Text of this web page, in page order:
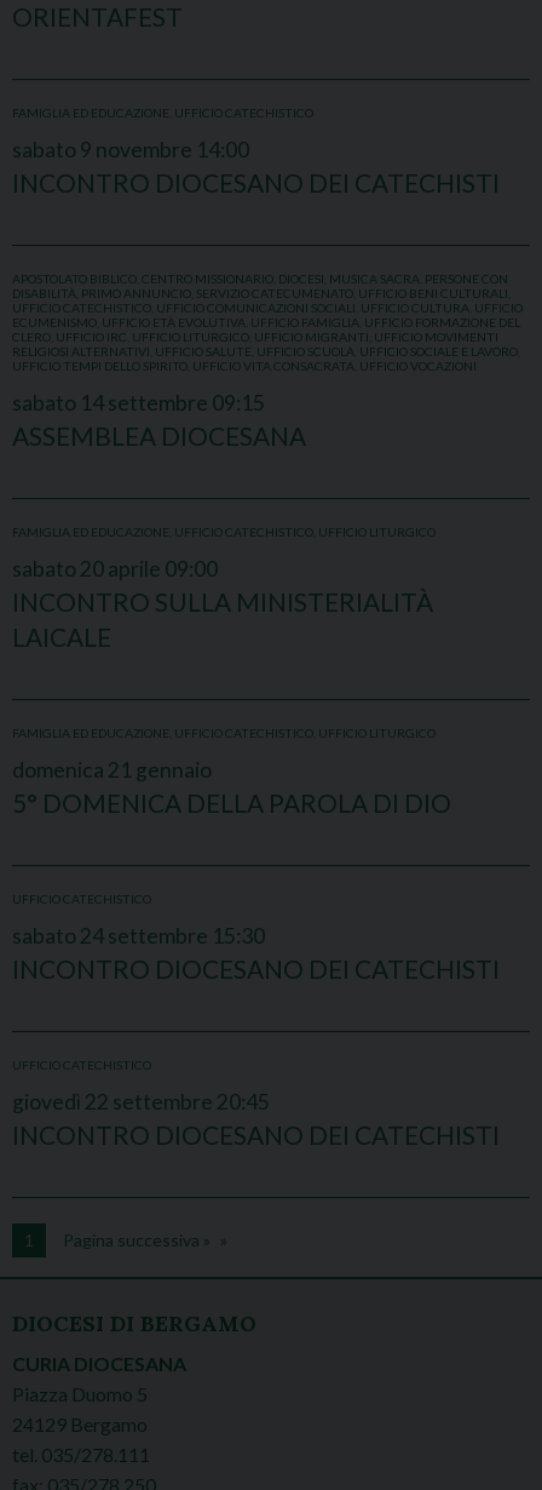
ORIENTAFEST
FAMIGLIA ED EDUCAZIONE UFFICIO CATECHISTICO
sabato 9 novembre 14:00
INCONTRO DIOCESANO DEI CATECHISTI
APOSTOLATO BIBLICO CENTRO MISSIONARIO DIOCESI MUSICA SACRA PERSONE CON
DISABILITÀ PRIMO ANNUNCIO SERVIZIO CATECUMENATO UFFICIO BENI CULTURALI
UFFICIO CATECHISTICO UFFICIO COMUNICAZIONI SOCIALI UFFICIO CULTURA UFFICIO
ECUMENISMO UFFICIO ETÀ EVOLUTIVA UFFICIO FAMIGLIA UFFICIO FORMAZIONE DEL
CLERO UFFICIO IRC UFFICIO LITURGICO UFFICIO MIGRANTI UFFICIO MOVIMENTI
RELIGIOSI ALTERNATIVI UFFICIO SALUTE UFFICIO SCUOLA UFFICIO SOCIALE E LAVORO
UFFICIO TEMPI DELLO SPIRITO UFFICIO VITA CONSACRATA UFFICIO VOCAZIONI
sabato 14settembre 09:15
ASSEMBLEA DIOCESANA
FAMIGLIA ED EDUCAZIONE UFFICIO CATECHISTICO UFFICIO LITURGICO
sabato 20aprile 09:00
INCONTRO SULLA MINISTERIALITÀ
LAICALE
FAMIGLIA ED EDUCAZIONE UFFICIO CATECHISTICO UFFICIO LITURGICO
domenica 21 gennaio
5° DOMENICA DELLA PAROLA DI DIO
UFFICIO CATECHISTICO
sabato 24settembre 15:30
INCONTRO DIOCESANO DEI CATECHISTI
UFFICIO CATECHISTICO
giovedì 22 settembre 20:45
INCONTRO DIOCESANO DEI CATECHISTI
1 Pagina successiva »
DIOCESI DI BERGAMO
CURIA DIOCESANA
Piazza Duomo 5
24129 Bergamo
tel. 035/278.111
fax: 035/278.250